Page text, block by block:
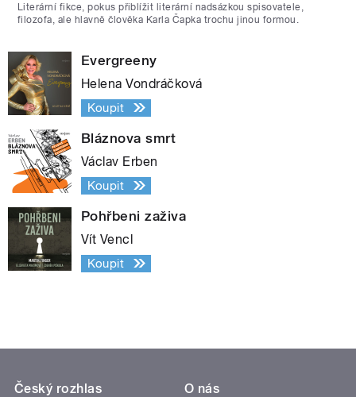
Literární fikce, pokus přiblížit literární nadsázkou spisovatele,
filozofa, ale hlavně člověka Karla Čapka trochu jinou formou.
Evergreeny
Helena Vondráčková
Koupit
Bláznova smrt
Václav Erben
Koupit
Pohřbeni zaživa
Vít Vencl
Koupit
Český rozhlas
O nás